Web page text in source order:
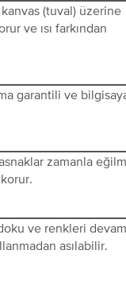
(tuval) üzerine
ve ısı farkından
garantili ve
zamanla
ve renkleri
asılabilir.